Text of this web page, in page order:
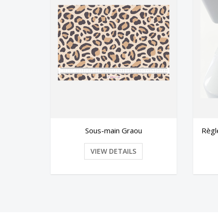
Règle Autocollante Fleurs Jaunes
VIEW DETAILS